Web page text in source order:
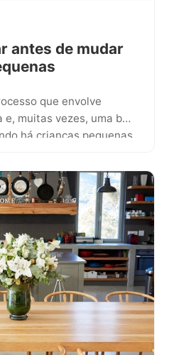
antes de mudar
que envolve
muitas vezes, uma boa
há crianças pequenas